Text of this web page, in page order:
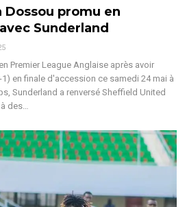
Dossou promu en
Sunderland
Premier League Anglaise après avoir
en finale d'accession ce samedi 24 mai à
Sunderland a renversé Sheffield United
des